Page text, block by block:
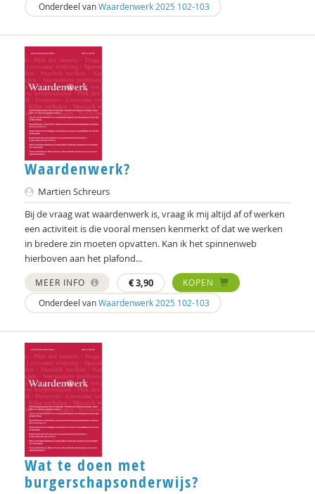
Govert de Vrieze
Govert-Jan de Vrieze
Monica Walhout
Anna van der Want
Hartger Wassink
Jaap Wijkstra
Jan Willem Breuk
Martin Wiznitzer
Jenny Zwijnenburg
Onderdeel vanWaardenwerk 2025 102-103
Waardenwerk?
Martien Schreurs
Bij de vraag wat waardenwerk is, vraag ik mij altijd af of werken
een activiteit is die vooral mensen kenmerkt of dat we werken
in bredere zin moeten opvatten. Kan ik het spinnenweb
hierboven aan het plafond...
MEER INFO €3,90
KOPEN
Onderdeel vanWaardenwerk 2025 102-103
Wat te doen met
burgerschapsonderwijs?